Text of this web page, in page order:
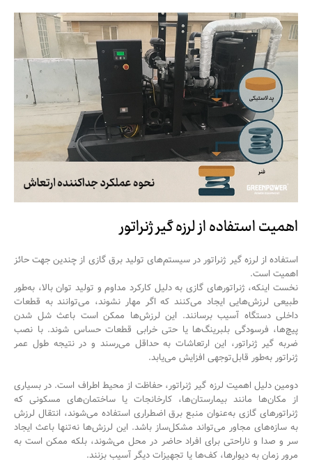
اهمیت استفاده از لرزه گیر ژنراتور
استفاده از لرزه گیر ژنراتور در سیستم‌های تولید برق گازی از چندین جهت حائز
اهمیت است.
نخست اینکه، ژنراتورهای گازی به دلیل کارکرد مداوم و تولید توان بالا، به‌طور
طبیعی لرزش‌هایی ایجاد می‌کنند که اگر مهار نشوند، می‌توانند به قطعات
داخلی دستگاه آسیب برسانند. این لرزش‌ها ممکن است باعث شل شدن
پیچ‌ها، فرسودگی بلبرینگ‌ها یا حتی خرابی قطعات حساس شوند. با نصب
ضربه گیر ژنراتور، این ارتعاشات به حداقل می‌رسند و در نتیجه طول عمر
ژنراتوربه‌طور قابل‌توجهی افزایش می‌یابد.
دومین دلیل اهمیت لرزه گیر ژنراتور، حفاظت از محیط اطراف است. در بسیاری
از مکان‌ها مانند بیمارستان‌ها، کارخانجات یا ساختمان‌های مسکونی که
ژنراتورهای گازی به‌عنوان منبع برق اضطراری استفاده می‌شوند، انتقال لرزش
به سازه‌های مجاور می‌تواند مشکل‌ساز باشد. این لرزش‌ها نه‌تنها باعث ایجاد
سر و صدا و ناراحتی برای افراد حاضر در محل می‌شوند، بلکه ممکن است به
مرور زمان به دیوارها، کف‌ها یا تجهیزات دیگر آسیب بزنند.